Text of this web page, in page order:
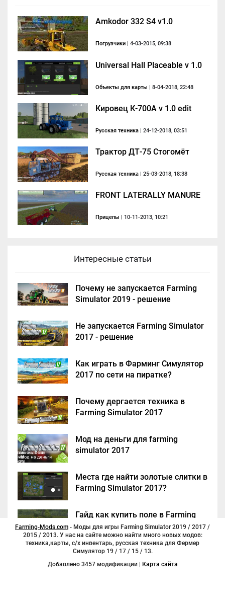
Amkodor 332 S4 v1.0
Погрузчики | 4-03-2015, 09:38
Universal Hall Placeable v 1.0
Объекты для карты | 8-04-2018, 22:48
Кировец К-700А v 1.0 edit
Русская техника | 24-12-2018, 03:51
Трактор ДТ-75 Стогомёт
Русская техника | 25-03-2018, 18:38
FRONT LATERALLY MANURE
Прицепы | 10-11-2013, 10:21
Интересные статьи
Почему не запускается Farming
Simulator 2019 - решение
Не запускается Farming Simulator
2017 - решение
Как играть в Фарминг Симулятор
2017 по сети на пиратке?
Почему дергается техника в
Farming Simulator 2017
Мод на деньги для farming
simulator 2017
Места где найти золотые слитки в
Farming Simulator 2017?
Гайд как купить поле в Farming
Simulator 2017
Farming-Mods.com - Моды для игры Farming Simulator 2019 / 2017 /
2015 / 2013. У нас на сайте можно найти много новых модов:
техника,карты, с/х инвентарь, русская техника для Фермер
Симулятор 19 / 17 / 15 / 13.
Добавлено 3457 модификации |
Карта сайта